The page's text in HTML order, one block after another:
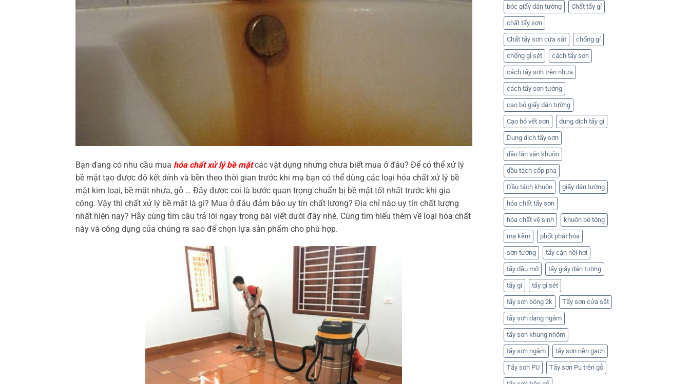
Bạn đang có nhu cầu mua hóa chất xử lý bề mặtcác vật dụng nhưng chưa biết mua ở đâu? Để có thể xử lý
bề mặt tạo được độ kết dính và bền theo thời gian trước khi mạ bạn có thể dùng các loại hóa chất xử lý bề
mặt kim loại, bề mặt nhựa, gỗ … Đây được coi là bước quan trọng chuẩn bị bề mặt tốt nhất trước khi gia
công. Vậy thì chất xử lý bề mặt là gì? Mua ở đâu đảm bảo uy tín chất lượng? Địa chỉ nào uy tín chất lượng
nhất hiện nay? Hãy cùng tìm câu trả lời ngay trong bài viết dưới đây nhé. Cùng tìm hiểu thêm về loại hóa chất
này và công dụng của chúng ra sao để chọn lựa sản phẩm cho phù hợp.
bóc giấy dán tường Chất tẩy gỉ
chất tẩy sơn
Chất tẩy sơn cửa sắt chống gỉ
chống gỉ sét cách tẩy sơn
cách tẩy sơn trên nhựa
cách tẩy sơn tường
cạo bỏ giấy dán tường
Cạo bỏ vết sơn dung dịch tẩy gỉ
Dung dịch tẩy sơn
dầu lăn ván khuôn
dầu tách cốp pha
Dầu tách khuôn giấy dán tường
hóa chất tẩy sơn
hóa chất vệ sinh khuôn bê tông
mạ kẽm phốt phát hóa
sơn tường tẩy cặn nồi hơi
tẩy dầu mỡ tẩy giấy dán tường
tẩy gỉ tẩy gỉ sét
tẩy sơn bóng 2k Tẩy sơn cửa sắt
tẩy sơn dạng ngâm
tẩy sơn khung nhôm
tẩy sơn ngâm tẩy sơn nền gạch
Tẩy sơn PU Tẩy sơn Pu trên gỗ